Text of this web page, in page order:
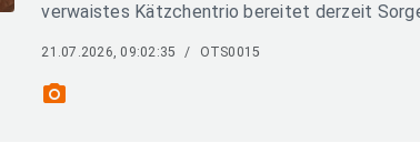
verwaistes Kätzchentrio bereitet derzeit
21.07.2026, 09:02:35 / OTS0015
photo_camera